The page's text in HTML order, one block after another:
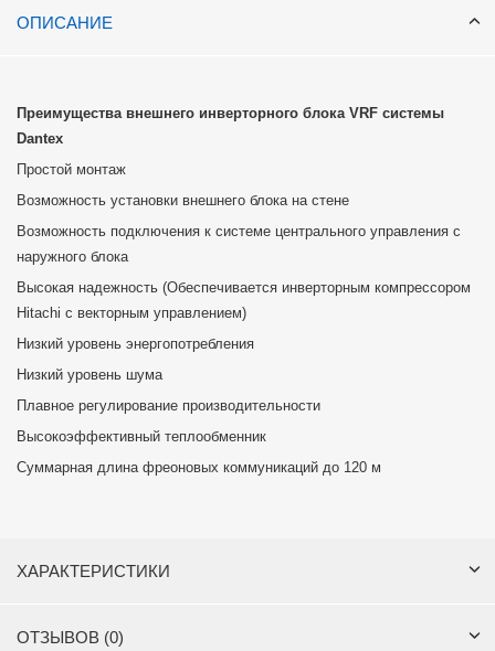
ОПИСАНИЕ
Преимущества внешнего инверторного блока VRF системы
Dantex
Простой монтаж
Возможность установки внешнего блока на стене
Возможность подключения к системе центрального управления с
наружного блока
Высокая надежность (Обеспечивается инверторным компрессором
Hitachi с векторным управлением)
Низкий уровень энергопотребления
Низкий уровень шума
Плавное регулирование производительности
Высокоэффективный теплообменник
Суммарная длина фреоновых коммуникаций до 120 м
ХАРАКТЕРИСТИКИ
ОТЗЫВОВ (0)